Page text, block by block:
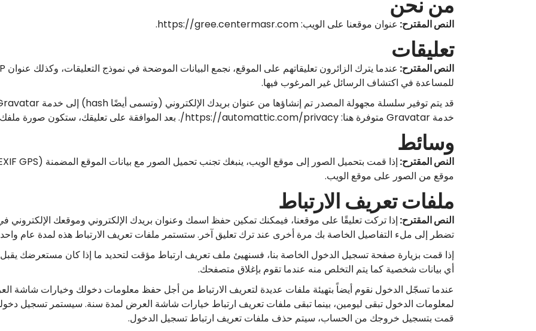
النص المقترح: عنوان موقعنا على الويب: https://gree.centermasr.com.
تعليقات
النص المقترح:
للمساعدة في اكتشاف الرسائل غير المرغوب فيها.
خدمة Gravatar متوفرة هنا: https://automattic.com/privacy/. بعد الموافقة على تعليقك، ستكون صورة ملفك الشخصي مرئية للعامة في سياق تعليقك.
وسائط
النص المقترح:
موقع من الصور على موقع الويب.
ملفات تعريف الارتباط
النص المقترح:إذا تركت تعليقًا على موقعنا، فيمكنك تمكين حفظ اسمك وعنوان بريدك الإلكتروني وموقعك الإلكتروني
تضطر إلى ملء التفاصيل الخاصة بك مرة أخرى عند ترك تعليق آخر. ستستمر ملفات تعريف الارتباط هذه لمدة عام
إذا قمت بزيارة صفحة تسجيل الدخول الخاصة بنا، فسنهيئ ملف تعريف ارتباط مؤقت لتحديد ما إذا كان مستعرضك يقبل
أي بيانات شخصية كما يتم التخلص منه عندما تقوم بإغلاق متصفحك.
عندما تسجّل الدخول نقوم أيضاً بتهيئة ملفات عديدة لتعريف الارتباط من أجل حفظ معلومات دخولك وخيارات شاشة
لمعلومات الدخول تبقى ليومين، بينما تبقى ملفات تعريف ارتباط خيارات شاشة العرض لمدة سنة. سيستمر تسجيل
قمت بتسجيل خروجك من الحساب، سيتم حذف ملفات تعريف ارتباط تسجيل الدخول.